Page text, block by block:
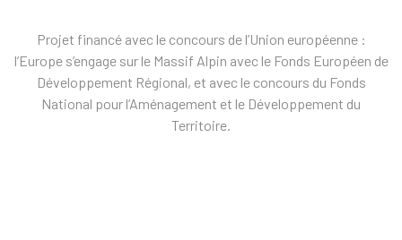
Projet financé avec le concours de l’Union européenne :
l’Europe s’engage sur le Massif Alpin avec le Fonds Européen de
Développement Régional, et avec le concours du Fonds
National pour l’Aménagement et le Développement du
Territoire.